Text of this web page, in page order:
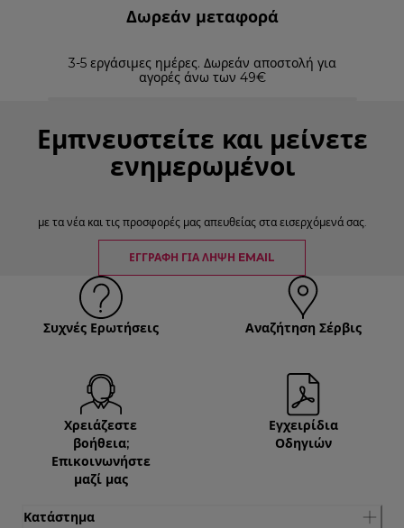
Δωρεάν μεταφορά
3-5 εργάσιμες ημέρες. Δωρεάν αποστολή για
αγορές άνω των 49€
Εμπνευστείτε και μείνετε
ενημερωμένοι
με τα νέα και τις προσφορές μας απευθείας στα εισερχόμενά σας.
ΕΓΓΡΑΦΉ ΓΙΑ ΛΉΨΗ EMAIL
Συχνές Ερωτήσεις Αναζήτηση Σέρβις
Χρειάζεστε
βοήθεια;
Επικοινωνήστε
μαζί μας
Εγχειρίδια
Οδηγιών
Κατάστημα